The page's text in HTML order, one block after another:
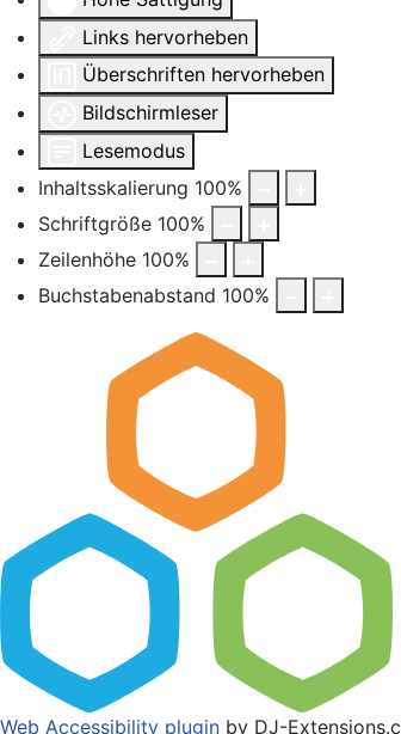
Links hervorheben
Überschriften hervorheben
Bildschirmleser
Lesemodus
Inhaltsskalierung 100%
Schriftgröße 100%
Zeilenhöhe 100%
Buchstabenabstand 100%
Web Accessibility plugin by DJ-